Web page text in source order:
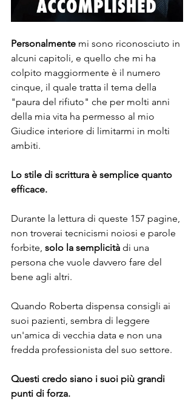
Personalmente mi sono riconosciuto in
alcuni capitoli, e quello che mi ha
colpito maggiormente è il numero
cinque, il quale tratta il tema della
"paura del rifiuto" che per molti anni
della mia vita ha permesso al mio
Giudice interiore di limitarmi in molti
ambiti.
Lo stile di scrittura è semplice quanto
efficace.
Durante la lettura di queste 157 pagine,
non troverai tecnicismi noiosi e parole
forbite, solo la semplicità di una
persona che vuole davvero fare del
bene agli altri.
Quando Roberta dispensa consigli ai
suoi pazienti, sembra di leggere
un'amica di vecchia data e non una
fredda professionista del suo settore.
Questi credo siano i suoi più grandi
punti di forza.